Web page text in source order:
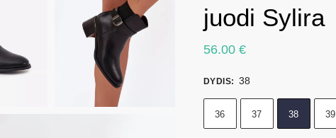
juodi Sylira
56.00 €
DYDIS: 38
36 37 38 39